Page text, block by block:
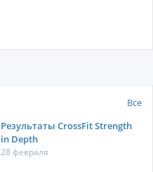
Все
Результаты CrossFit Strength
in Depth
28 февраля